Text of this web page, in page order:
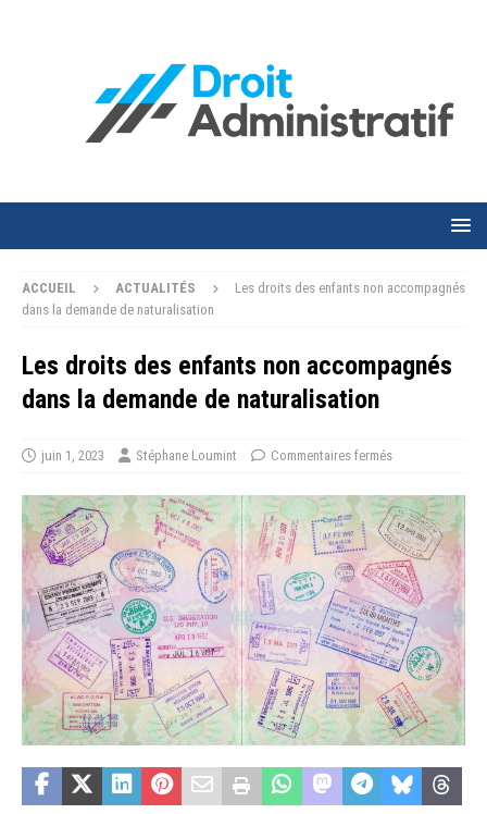
ACCUEIL ACTUALITÉS
Les droits des enfants non accompagnés
dans la demande de naturalisation
Les droits des enfants non accompagnés
dans la demande de naturalisation
juin 1, 2023 Stéphane Loumint Commentaires fermés